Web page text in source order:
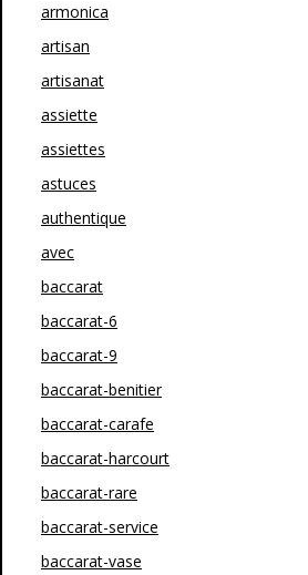
armonica
artisan
artisanat
assiette
assiettes
astuces
authentique
avec
baccarat
baccarat-6
baccarat-9
baccarat-benitier
baccarat-carafe
baccarat-harcourt
baccarat-rare
baccarat-service
baccarat-vase